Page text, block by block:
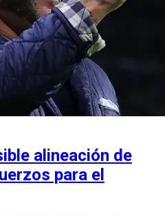
alineación de
para el